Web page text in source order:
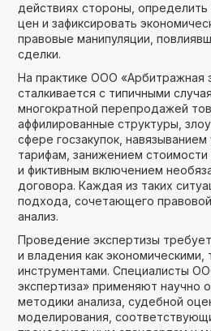
действиях стороны,
цен и зафиксировать
правовые манипуляции,
сделки.
На практике ООО «Арбитражная
сталкивается с типичными
многократной перепродажей
аффилированные структуры,
сфере госзакупок,
тарифам, занижением стоимости
и фиктивным включением
договора. Каждая из таких
подхода, сочетающего
анализ.
Проведение экспертизы
и владения как
инструментами. Специалисты
экспертиза» применяют научно
методики анализа, судебной
моделирования,